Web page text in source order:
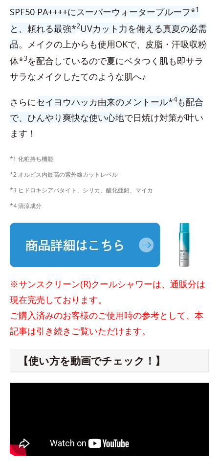
SPF50 PA++++にスーパーウォータープルーフ*1
と、頼れる最強*2UVカット力を備える真夏の必需
品。メイクの上からも使用OKで、皮脂・汗吸収粉
体*3を配合しているので夏にベタつく肌も即サラ
サラなメイクしたてのような肌へ♪
さらにセイヨウハッカ由来のメントール*4も配合
で、ひんやり爽快な使い心地で日焼け対策が叶い
ます！
*1 化粧持ち機能
*2 オルビス内最高の紫外線カットレベル
*3 ヒドロキシアパタイト、シリカ、酸化亜鉛、マイカ
*4 清涼成分
※サンスクリーン(R)クールシャワーは、通販分は
現在完売しております。
ご購入済みのお客様のご使用時の参考として、本
記事は引き続きご覧いただけます。
【使い方を動画でチェック！】